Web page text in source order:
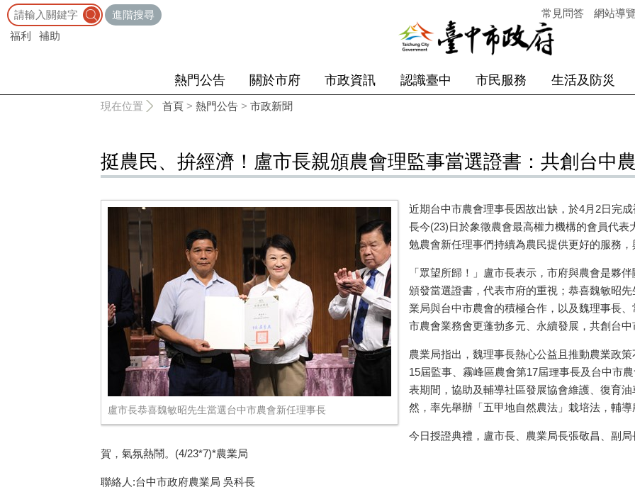
進階搜尋
福利
補助
常見問答 網站導
熱門公告 關於市府 市政資訊 認識臺中 市民服務 生活及防災
現在位置 首頁 > 熱門公告 > 市政新聞
挺農民、拚經濟！盧市長親頒農會理監事當選證書：共創台中
盧市長恭喜魏敏昭先生當選台中市農會新任理事長
近期台中市農會理事長因故出缺，於4月2日完
長今(23)日於象徵農會最高權力機構的會員代
勉農會新任理事們持續為農民提供更好的服務
「眾望所歸！」盧市長表示，市府與農會是夥
頒發當選證書，代表市府的重視；恭喜魏敏昭
業局與台中市農會的積極合作，以及魏理事長
市農會業務會更蓬勃多元、永續發展，共創台
農業局指出，魏理事長熱心公益且推動農業政
15屆監事、霧峰區農會第17屆理事長及台中市
表期間，協助及輔導社區發展協會維護、復育
然，率先舉辦「五甲地自然農法」栽培法，輔
今日授證典禮，盧市長、農業局長張敬昌、副
賀，氣氛熱鬧。(4/23*7)*農業局
聯絡人:台中市政府農業局 吳科長